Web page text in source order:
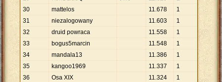
30
mattelos 11.678
1
31
niezalogowany 11.603
1
32
druid powraca 11.558
1
33
bogus5marcin 11.548
1
34
mandala13 11.386
1
35
kangoo1969 11.337
1
36
Osa XIX 11.324
1